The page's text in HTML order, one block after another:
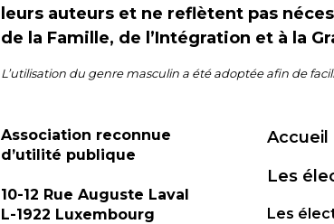
leurs auteurs et ne reflètent pas
de la Famille, de l’Intégration et à la
L’utilisation du genre masculin a été adoptée afin de
Association reconnue
d’utilité publique
10-12 Rue Auguste Laval
L-1922 Luxembourg
Accueil
Les
Les